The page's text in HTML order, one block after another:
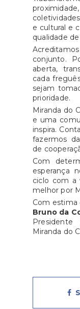
e cultural e
qualidade
conjunto.
aberta,
cada
sejam
prioridade.
Miranda do
e uma
inspira.
fazermos
de
Com
esperança
ciclo com a
melhor por
Com estima
Bruno da
Miranda do